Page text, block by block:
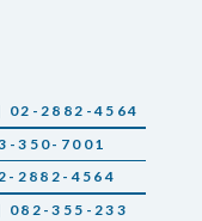
| 02-2882-4564
350-7001
2882-4564
| 082-355-233